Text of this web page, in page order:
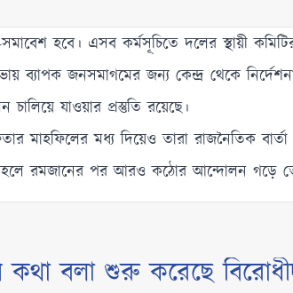
হবে। এসব কর্মসূচিতে দলের স্থায়ী
ব্যাপক জনসমাগমের জন্য কেন্দ্র থেকে
যাওয়ার প্রস্তুতি রয়েছে।
মাহফিলের মধ্য দিয়েও তারা রাজনৈতিক
তাহলে রমজানের পর আরও কঠোর আন্দোলন গড়ে
কথা বলা শুরু করেছে